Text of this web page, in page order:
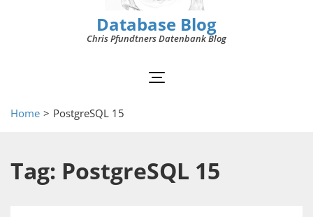
Database Blog
Chris Pfundtners Datenbank Blog
Home > PostgreSQL 15
Tag: PostgreSQL 15